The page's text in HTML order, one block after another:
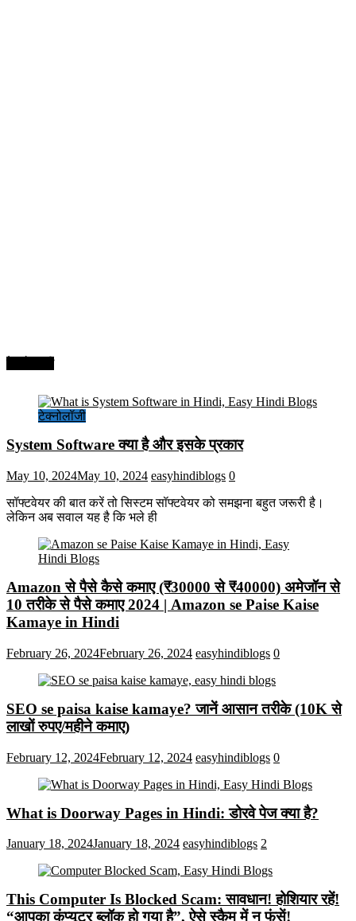
टेक्नोलॉजी
System Software क्या है और इसके प्रकार
May 10, 2024May 10, 2024 easyhindiblogs 0
सॉफ्टवेयर की बात करें तो सिस्टम सॉफ्टवेयर को समझना बहुत जरूरी है।
लेकिन अब सवाल यह है कि भले ही
Amazon से पैसे कैसे कमाए (₹30000 से ₹40000) अमेजॉन से
10 तरीके से पैसे कमाए 2024 | Amazon se Paise Kaise
Kamaye in Hindi
February 26, 2024February 26, 2024 easyhindiblogs 0
SEO se paisa kaise kamaye? जानें आसान तरीके (10K से
लाखों रुपए/महीने कमाए)
February 12, 2024February 12, 2024 easyhindiblogs 0
What is Doorway Pages in Hindi: डोरवे पेज क्या है?
January 18, 2024January 18, 2024 easyhindiblogs 2
This Computer Is Blocked Scam: सावधान! होशियार रहें!
“आपका कंप्यूटर ब्लॉक हो गया है”, ऐसे स्कैम में न फंसें!